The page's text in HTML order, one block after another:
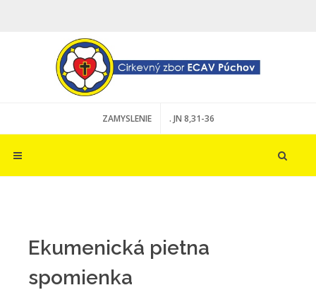
ZAMYSLENIE . JN 8,31-36
Ekumenická pietna
spomienka